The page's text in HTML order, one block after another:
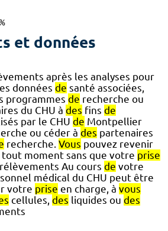
et données
après les analyses pour
données de santé associées,
programmes de recherche ou
du CHU à des fins de
par le CHU de Montpellier
ou céder à des partenaires
recherche. Vous pouvez revenir
moment sans que votre prise
Au cours de votre
médical du CHU peut être
votre prise en charge, à vous
cellules, des liquides ou des